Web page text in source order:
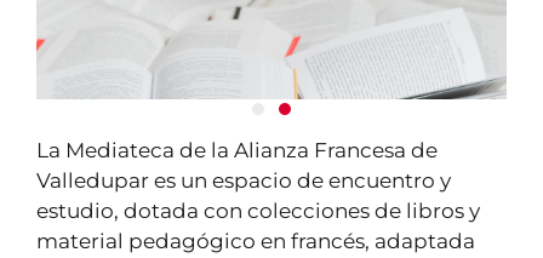
La Mediateca de la Alianza Francesa de
Valledupar es un espacio de encuentro y
estudio, dotada con colecciones de libros y
material pedagógico en francés, adaptada